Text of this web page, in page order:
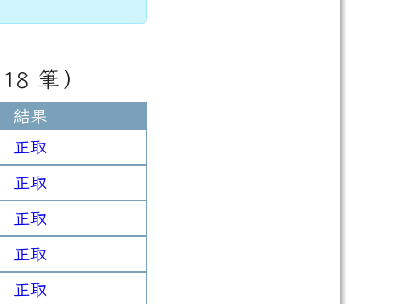
筆）
結果
正取
正取
正取
正取
正取